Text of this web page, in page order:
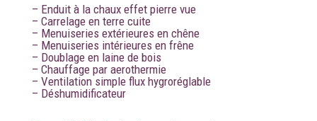
– Enduit à la chaux effet pierre vue
– Carrelage en terre cuite
– Menuiseries extérieures en chêne
– Menuiseries intérieures en frêne
– Doublage en laine de bois
– Chauffage par aerothermie
– Ventilation simple flux hygroréglable
– Déshumidificateur